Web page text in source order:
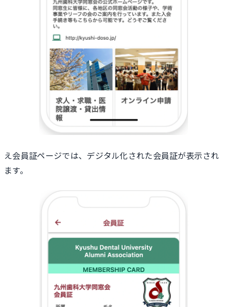
え会員証ページでは、デジタル化された会員証が表示され
ます。